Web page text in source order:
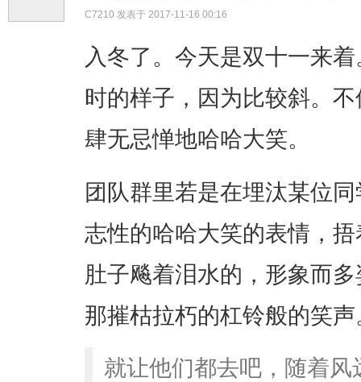
C7210 发表于 2017-11-16 00:16
入冬了。今天是双十一来
时的样子，因为比较斜。
肆无忌惮地哈哈大笑。
团队群里若是在埋汰某位
志性的哈哈大笑的表情，
肚子飚着泪水的，形象而
那摧枯拉朽的杠铃般的笑声
就让他们都去吧，随着